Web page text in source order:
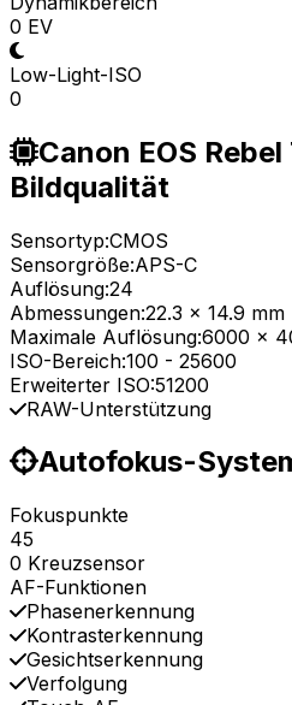
0 EV
Low-Light-ISO
0
Canon EOS
Bildqualität
Sensortyp:CMOS
Sensorgröße:APS-C
Auflösung:24
Abmessungen:22.3 x 14.9 mm
Maximale Auflösung:6000 x
ISO-Bereich:100 - 25600
Erweiterter ISO:51200
RAW-Unterstützung
Autofokus-
Fokuspunkte
45
0 Kreuzsensor
AF-Funktionen
Phasenerkennung
Kontrasterkennung
Gesichtserkennung
Verfolgung